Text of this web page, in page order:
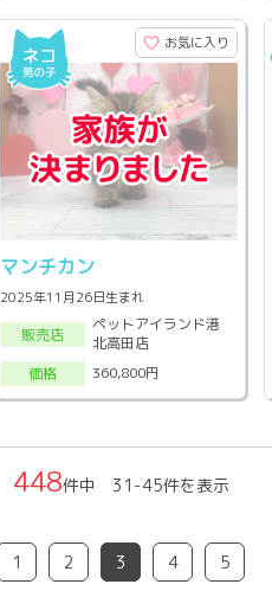
お気に入り
マンチカン
2025年11月26日生まれ
販売店
ペットアイランド港
北高田店
価格
360,800円
448件中 31-45件を表示
1 2 3 4 5